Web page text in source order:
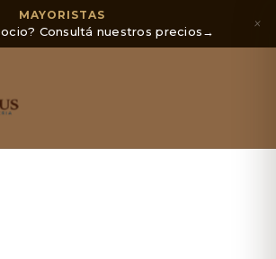
MAYORISTAS
Consultá nuestros precios→ ×